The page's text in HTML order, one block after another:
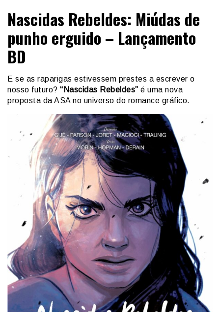
Central Comics
Nascidas Rebeldes: Miúdas de
punho erguido – Lançamento
BD
E se as raparigas estivessem prestes a escrever o
nosso futuro? “Nascidas Rebeldes” é uma nova
proposta da ASA no universo do romance gráfico.